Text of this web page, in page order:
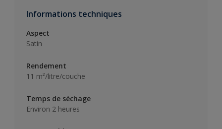
Informations techniques
Aspect
Satin
Rendement
11 m²/litre/couche
Temps de séchage
Environ 2 heures